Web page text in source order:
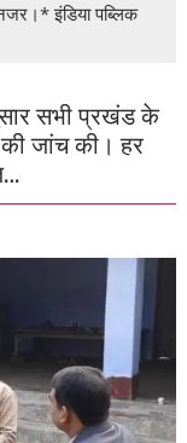
इंडिया पब्लिक
सभी प्रखंड के
की जांच की। हर